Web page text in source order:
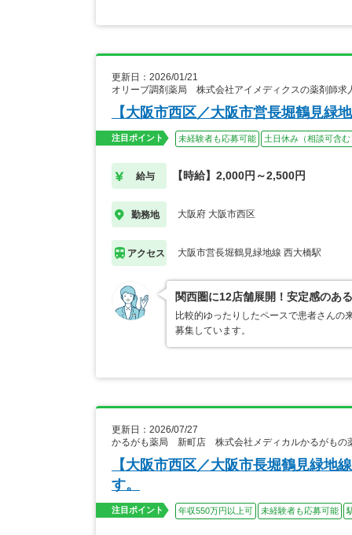
更新日：2026/01/21
オリーブ調剤薬局 株式会社アイメディクスの薬剤師求
【大阪市西区／大阪市営長堀鶴見緑
注目ポイント 未経験者も応募可能 土日休み（相談可含む
給与 【時給】2,000円～2,500円
勤務地 大阪府 大阪市西区
アクセス 大阪市営長堀鶴見緑地線 西大橋駅
関西圏に12店舗展開！安定感のあ
比較的ゆったりしたペースで患者さんの
募集しています。
更新日：2026/07/27
かるがも薬局 新町店 株式会社メディカルかるがもの
【大阪市西区／大阪市長堀鶴見緑地
す。
注目ポイント 年収550万円以上可 未経験者も応募可能